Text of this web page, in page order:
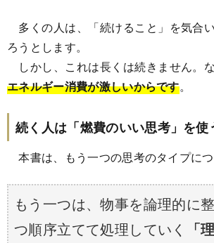
多くの人は、「続けること」を気合
ろうとします。
しかし、これは長くは続きません。
エネルギー消費が激しいからです。
続く人は「燃費のいい思考」を使
本書は、もう一つの思考のタイプにつ
もう一つは、物事を論理的に
つ順序立てて処理していく
「